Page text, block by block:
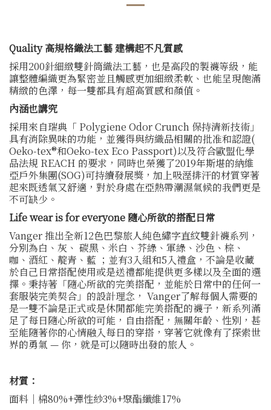
Quality 高規格織法工藝 建構起不凡質感
採用200針細緻雙針筒織法工藝，也是高段的製襪等級，能
讓整體編織更為緊密並且觸感更加細緻柔軟、也能呈現飽滿
精緻的色澤，每一雙都具有超高質感和顏值。
內涵也講究
採用來自瑞典「 Polygiene Odor Crunch 保持清新技術」
具有消除異味的功能，並獲得與紡織品相關的批准和認證(
Oeko-tex®和Oeko-tex Eco Passport)以及符合歐盟化學
品法規 REACH 的要求，同時也榮獲了2019年斯堪的納維
亞戶外集團(SOG)可持續發展獎，加上吸溼排汗的材質穿著
起來既透氣又舒適，對於身處在亞熱帶潮濕氣候的我們更是
不可缺少。
Life wear is for everyone 隨心所欲的搭配日常
Vanger 推出全新12色巴黎旅人純色繡字直紋雙針襪系列，
分別為白、灰、 碳黑、米白、芥綠、軍綠、沙色、棕、
咖、酒紅、靛青、藍 ；並有3入組和5入禮盒，不論是收藏
於自己日常搭配使用或是送禮都能提供更多樣以及全面的選
擇。秉持著「隨心所欲的完美搭配，並能於日常中的任何一
套服裝完美契合」的設計理念， Vanger了解每個人需要的
是一雙不論是正式或是休閒都能完美搭配的襪子，新系列滿
足了每日隨心所欲的可能，自由搭配，無關年齡、性別，甚
至能隨著你的心情融入每日的穿搭，穿著它就像有了探索世
界的勇氣 — 你，就是可以隨時出發的旅人。
材質：
面料｜棉80%+彈性紗3%+聚酯纖維17%